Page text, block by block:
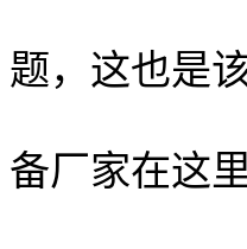
题，这也是
备厂家在这